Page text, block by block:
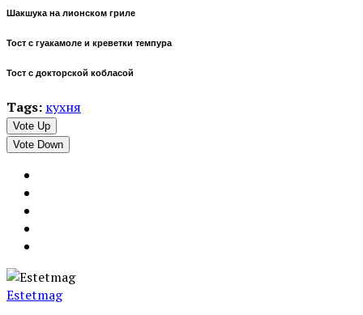
Шакшука на лионском гриле
Тост с гуакамоле и креветки темпура
Тост с докторской кобласой
Tags: кухня
Vote Up
Vote Down
Estetmag